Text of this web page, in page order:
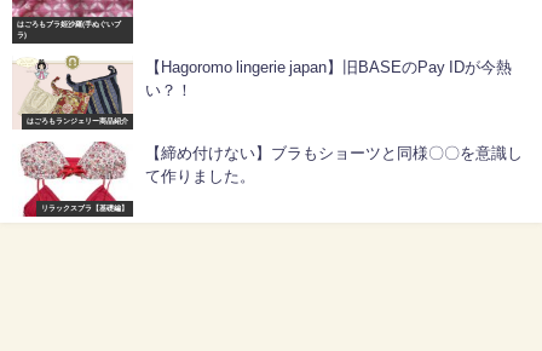
はごろもブラ姫沙羅(手ぬぐいブ
ラ)
はごろもランジェリー商品紹介
【Hagoromo lingerie japan】旧BASEのPay IDが今熱
い？！
リラックスブラ【基礎編】
【締め付けない】ブラもショーツと同様〇〇を意識し
て作りました。